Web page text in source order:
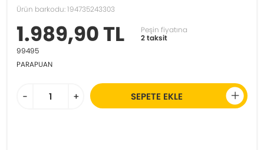
Ürün barkodu: 194735243303
1.989,90 TL
Peşin fiyatına
2 taksit
99495
PARAPUAN
- + SEPETE EKLE